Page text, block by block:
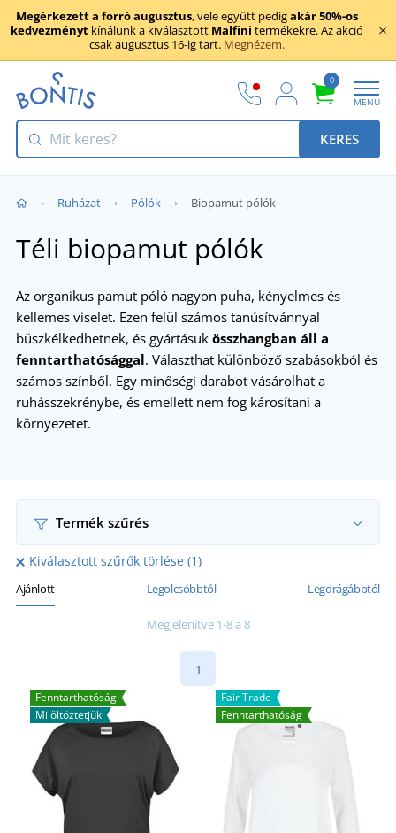
Megérkezett a forró augusztus, vele együtt pedigakár 50%-os
kedvezményt kínálunk a kiválasztott Malfini termékekre. Az akció
csak augusztus 16-ig tart. Megnézem.
0
MENU
KERES
Ruházat Pólók Biopamut pólók
Téli biopamut pólók
Az organikus pamut póló nagyon puha, kényelmes és
kellemes viselet. Ezen felül számos tanúsítvánnyal
büszkélkedhetnek, és gyártásuk összhangban áll a
fenntarthatósággal. Választhat különböző szabásokból és
számos színből. Egy minőségi darabot vásárolhat a
ruhásszekrénybe, és emellett nem fog károsítani a
környezetet.
Termék szűrés
Kiválasztott szűrők törlése (1)
Ajánlott Legolcsóbbtól Legdrágábbtól
Megjelenítve 1-8 a 8
1
Fenntarthatóság
Mi öltöztetjük
Fair Trade
Fenntarthatóság